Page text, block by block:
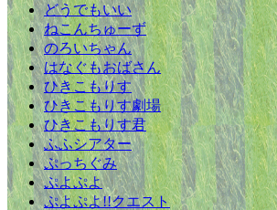
どうでもいい
ねこんちゅーず
のろいちゃん
はなぐもおばさん
ひきこもりす
ひきこもりす劇場
ひきこもりす君
ふふシアター
ぷっちぐみ
ぷよぷよ
ぷよぷよ!!クエスト